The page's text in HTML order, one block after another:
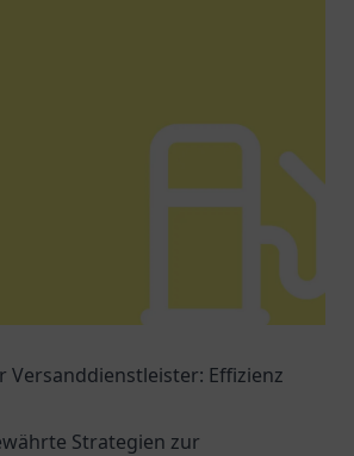
Versanddienstleister: Effizienz
Strategien zur